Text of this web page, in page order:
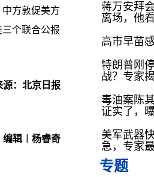
方敦促美方
个联合公报
源：北京日报
编辑︱杨睿奇
蒋万安拜
离场，他
高市早苗
特朗普刚
战？专家
毒油案陈
证实了，
美军武器
急，专家
专题